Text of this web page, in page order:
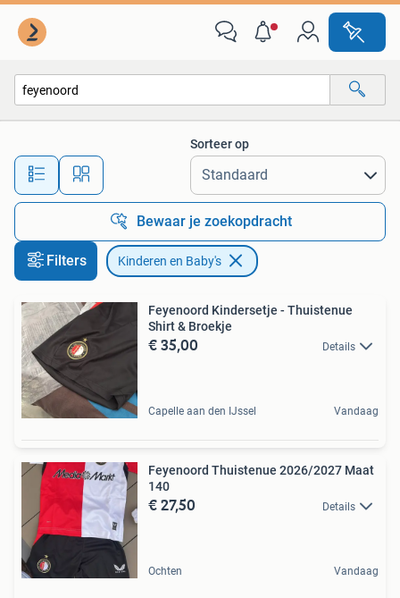
Alle afstanden…
Sorteer op
Bewaar je zoekopdracht
Filters Kinderen en Baby's
Feyenoord Kindersetje - Thuistenue
Shirt & Broekje
€ 35,00 Details
Capelle aan den IJssel Vandaag
Feyenoord Thuistenue 2026/2027 Maat
140
€ 27,50 Details
Ochten Vandaag